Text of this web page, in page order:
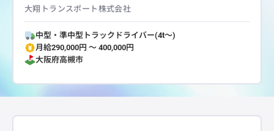
大翔トランスポート株式会社
中型・準中型トラックドライバー(4t～)
月給290,000円 〜 400,000円
大阪府高槻市